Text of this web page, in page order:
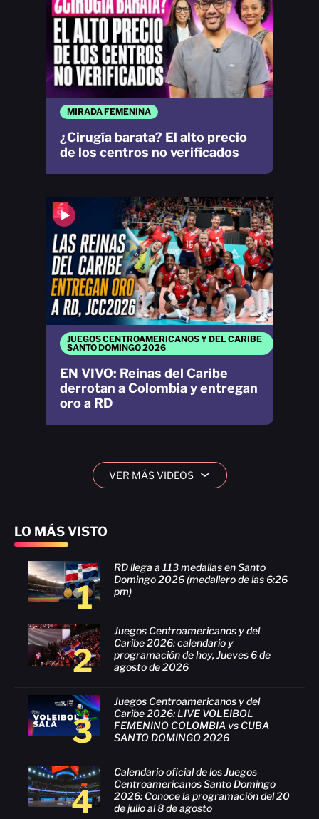
LO MÁS VISTO
1
RD llega a 113 medallas en Santo
Domingo 2026 (medallero de las 6:26
pm)
2
Juegos Centroamericanos y del
Caribe 2026: calendario y
programación de hoy, Jueves 6 de
agosto de 2026
3
Juegos Centroamericanos y del
Caribe 2026: LIVE VOLEIBOL
FEMENINO COLOMBIA vs CUBA
SANTO DOMINGO 2026
4
Calendario oficial de los Juegos
Centroamericanos Santo Domingo
2026: Conoce la programación del 20
de julio al 8 de agosto
JUEGOS CENTROAMERICANOS Y DEL CARIBE
SANTO DOMINGO 2026
EN VIVO: Reinas del Caribe
derrotan a Colombia y entregan
oro a RD
MIRADA FEMENINA
¿Cirugía barata? El alto precio
de los centros no verificados
VER MÁS VIDEOS ›